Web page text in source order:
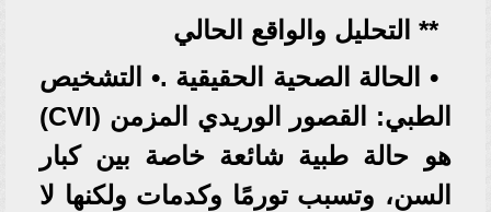
** التحليل والواقع الحالي
• الحالة الصحية الحقيقية .• التشخيص
الطبي: القصور الوريدي المزمن (CVI)
هو حالة طبية شائعة خاصة بين كبار
السن، وتسبب تورمًا وكدمات ولكنها لا